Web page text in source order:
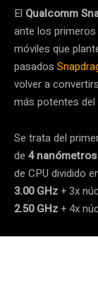
El Qualcomm
ante los
móviles que
pasados
volver a
más potentes del
Se trata del
de 4
de CPU dividido
3.00 GHz+ 3x
2.50 GHz+ 4x